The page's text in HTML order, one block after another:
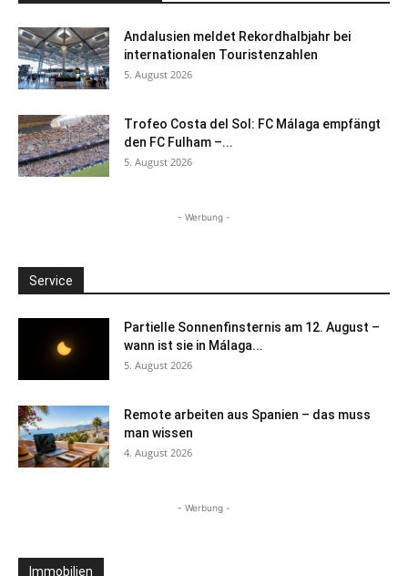
Andalusien meldet Rekordhalbjahr bei
internationalen Touristenzahlen
5. August 2026
Trofeo Costa del Sol: FC Málaga empfängt
den FC Fulham –...
5. August 2026
- Werbung -
Service
Partielle Sonnenfinsternis am 12. August –
wann ist sie in Málaga...
5. August 2026
Remote arbeiten aus Spanien – das muss
man wissen
4. August 2026
- Werbung -
Immobilien